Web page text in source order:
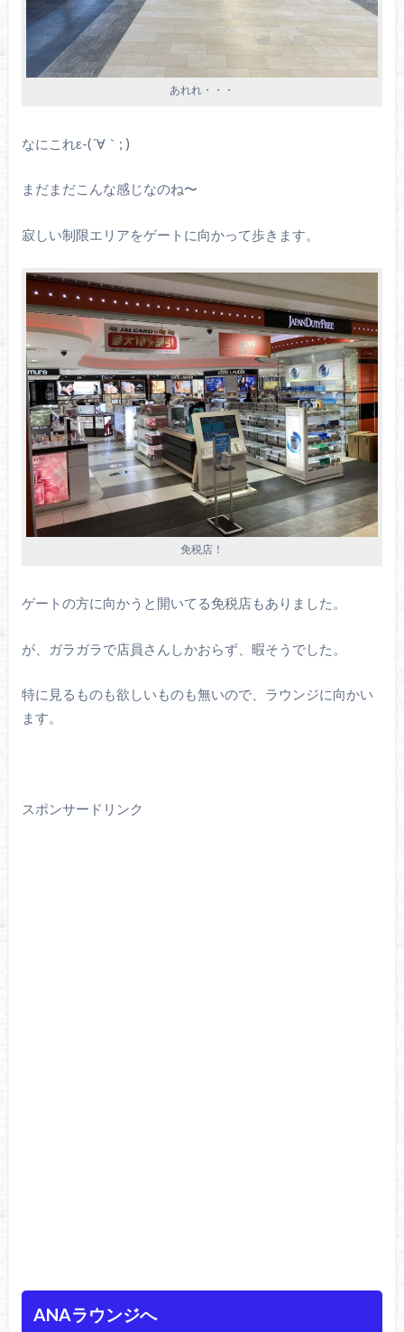
あれれ・・・
なにこれε-(´∀｀; )
まだまだこんな感じなのね〜
寂しい制限エリアをゲートに向かって歩きます。
免税店！
ゲートの方に向かうと開いてる免税店もありました。
が、ガラガラで店員さんしかおらず、暇そうでした。
特に見るものも欲しいものも無いので、ラウンジに向かい
ます。
スポンサードリンク
ANAラウンジへ